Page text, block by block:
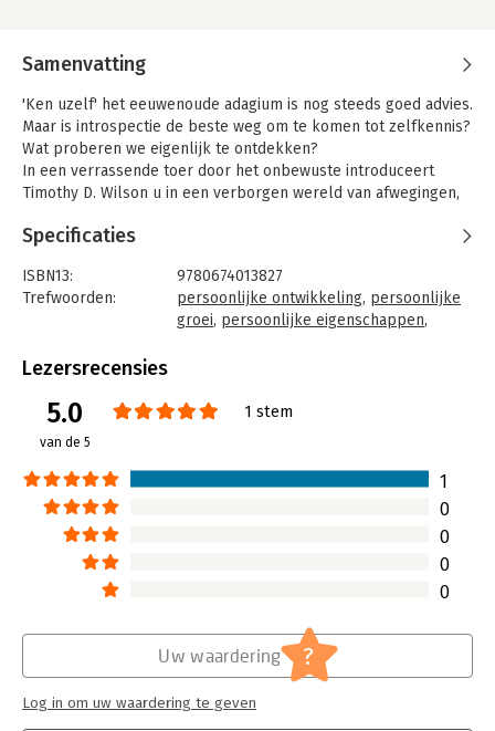
Samenvatting
'Ken uzelf' het eeuwenoude adagium is nog steeds goed advies.
Maar is introspectie de beste weg om te komen tot zelfkennis?
Wat proberen we eigenlijk te ontdekken?
In een verrassende toer door het onbewuste introduceert
Timothy D. Wilson u in een verborgen wereld van afwegingen,
zou hebben.
Specificaties
ISBN13:
9780674013827
Trefwoorden:
persoonlijke ontwikkeling, persoonlijke
groei, persoonlijke eigenschappen,
Taal:
Aantal pagina's:
272
Druk:
Hoofdrubriek:
Psychologie
Lezersrecensies
5.0
van de 5
1 stem
1
0
0
0
0
Uw waardering ?
Log in om uw waardering te geven